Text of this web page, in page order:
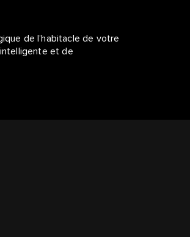
de l’habitacle de votre
intelligente et de